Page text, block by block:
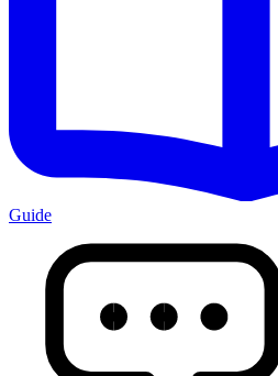
Guide